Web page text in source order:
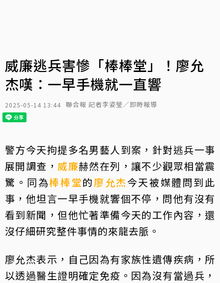
威廉逃兵害慘「棒棒堂」！廖允
杰嘆：一早手機就一直響
2025-05-14 13:44 聯合報 記者李姿瑩／即時報導
警方今天拘提多名男藝人到案，針對逃兵一事
展開調查， 威廉赫然在列，讓不少觀眾相當震
驚。同為棒棒堂的廖允杰今天被媒體問到此
事，他坦言一早手機就響個不停，問他有沒有
看到新聞，但他忙著準備今天的工作內容，還
沒仔細研究整件事情的來龍去脈。
廖允杰表示，自己因為有家族性遺傳疾病，所
以透過醫生證明確定免疫。因為沒有當過兵，